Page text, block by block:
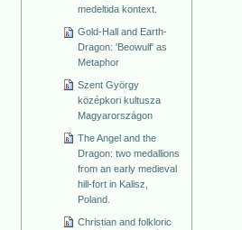
medeltida kontext.
Gold-Hall and Earth-
Dragon: 'Beowulf' as
Metaphor
Szent György
középkori kultusza
Magyarországon
The Angel and the
Dragon: two medallions
from an early medieval
hill-fort in Kalisz,
Poland.
Christian and folkloric